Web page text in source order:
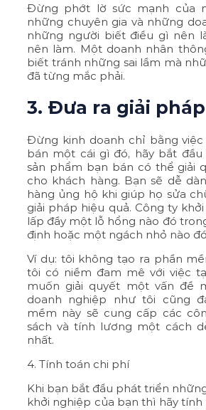
Đừng phớt lờ sức mạnh của
những chuyên gia và những
những người biết điều gì nên
nên làm. Một doanh nhân
biết tránh những sai lầm mà
đã từng mắc phải.
3. Đưa ra giải pháp
Đừng kinh doanh chỉ bằng
bán một cái gì đó, hãy bắt
sản phẩm bạn bán có thể giải
cho khách hàng. Bạn sẽ dễ
hàng ủng hộ khi giúp họ sửa
giải pháp hiệu quả. Công ty
lấp đầy một lỗ hổng nào đó
định hoặc một ngách nhỏ nào
Ví dụ: tôi không tạo ra phần
tôi có niềm đam mê với việc
muốn giải quyết một vấn đề
doanh nghiệp như tôi cũng
mềm này sẽ cung cấp các
sách và tính lương một cách
nhất.
4. Tính toán chi phí
Khi bạn bắt đầu phát triển
khởi nghiệp của bạn thì hãy